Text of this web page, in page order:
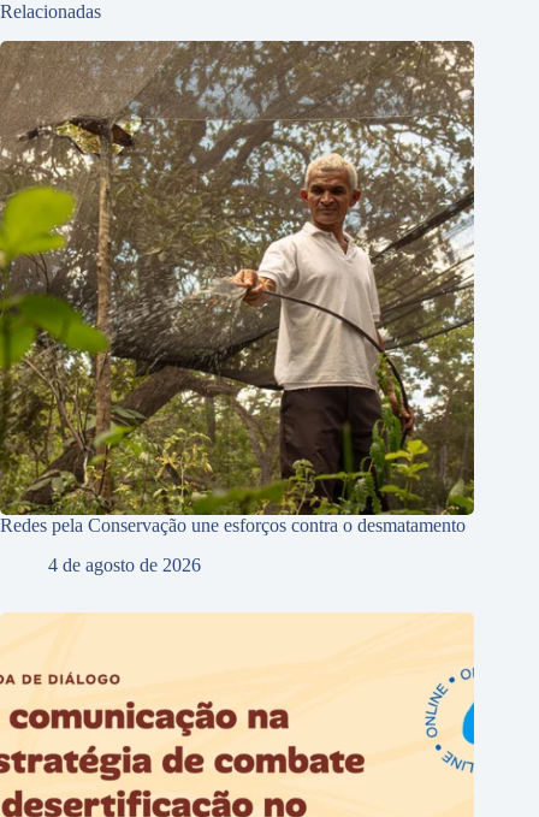
Relacionadas
Redes pela Conservação une esforços contra o desmatamento
4 de agosto de 2026